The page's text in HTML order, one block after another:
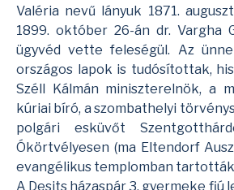
Valéria nevű lányuk 1871.
1899. október 26-án dr. Vargha
ügyvéd vette feleségül. Az
országos lapok is tudósítottak,
Széll Kálmán miniszterelnök, a
kúriai bíró, a szombathelyi
polgári esküvőt
Ókörtvélyesen (ma Eltendorf
evangélikus templomban
A Desits házaspár 3. gyermeke fiú